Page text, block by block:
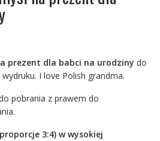
prezent dla babci na urodziny do
I love Polish grandma.
pobrania z prawem do
3:4) w wysokiej